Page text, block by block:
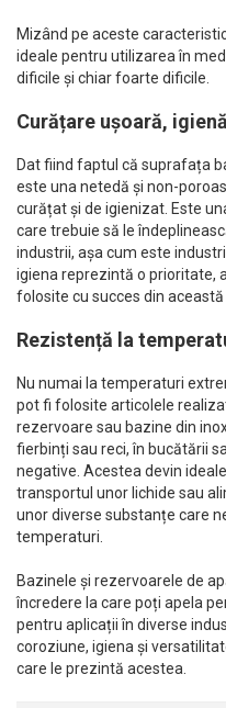
Mizând pe aceste
ideale pentru utilizarea în
dificile și chiar foarte dificile.
Curățare ușoară,
Dat fiind faptul că suprafața
este una netedă și non-
curățat și de igienizat. Este
care trebuie să le
industrii, așa cum este
igiena reprezintă o prioritate,
folosite cu succes din această
Rezistență la
Nu numai la temperaturi
pot fi folosite articolele
rezervoare sau bazine din
fierbinți sau reci, în bucătării
negative. Acestea devin
transportul unor lichide sau
unor diverse substanțe care
temperaturi.
Bazinele și rezervoarele de
încredere la care poți apela
pentru aplicații în diverse
coroziune, igiena și
care le prezintă acestea.